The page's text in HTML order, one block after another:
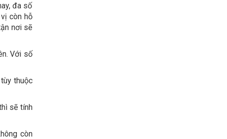
đa số
còn hỗ
nơi sẽ
Với số
thuộc
sẽ tính
còn